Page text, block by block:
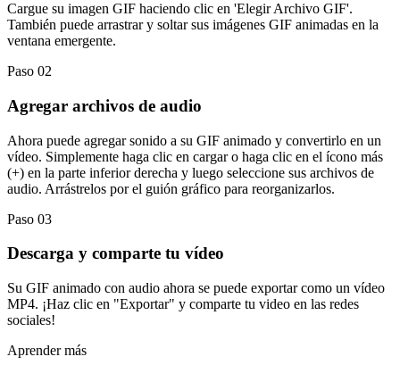
Cargue su imagen GIF haciendo clic en 'Elegir Archivo GIF'.
También puede arrastrar y soltar sus imágenes GIF animadas en la
ventana emergente.
Paso 02
Agregar archivos de audio
Ahora puede agregar sonido a su GIF animado y convertirlo en un
vídeo. Simplemente haga clic en cargar o haga clic en el ícono más
(+) en la parte inferior derecha y luego seleccione sus archivos de
audio. Arrástrelos por el guión gráfico para reorganizarlos.
Paso 03
Descarga y comparte tu vídeo
Su GIF animado con audio ahora se puede exportar como un vídeo
MP4. ¡Haz clic en "Exportar" y comparte tu video en las redes
sociales!
Aprender más